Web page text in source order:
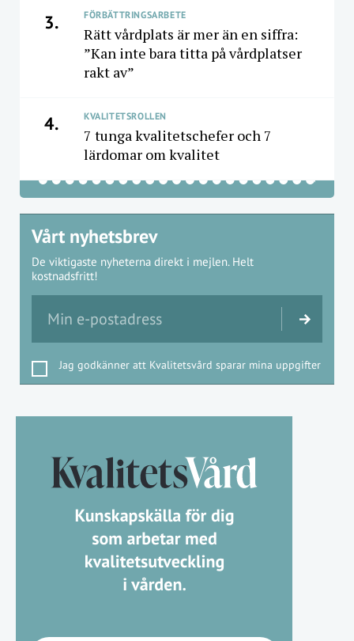
3. FÖRBÄTTRINGSARBETE
Rätt vårdplats är mer än en siffra:
”Kan inte bara titta på vårdplatser
rakt av”
4. KVALITETSROLLEN
7 tunga kvalitetschefer och 7
lärdomar om kvalitet
Vårt nyhetsbrev
De viktigaste nyheterna direkt i mejlen. Helt
kostnadsfritt!
Jag godkänner att Kvalitetsvård sparar mina uppgifter